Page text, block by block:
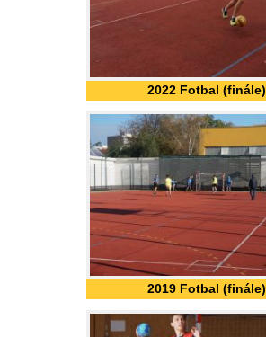
2022 Fotbal (finále)
2019 Fotbal (finále)